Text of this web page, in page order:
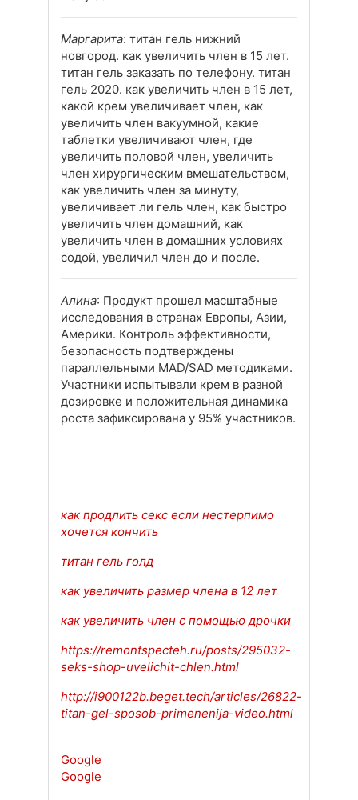
Маргарита: титан гель нижний
новгород. как увеличить член в 15 лет.
титан гель заказать по телефону. титан
гель 2020. как увеличить член в 15 лет,
какой крем увеличивает член, как
увеличить член вакуумной, какие
таблетки увеличивают член, где
увеличить половой член, увеличить
член хирургическим вмешательством,
как увеличить член за минуту,
увеличивает ли гель член, как быстро
увеличить член домашний, как
увеличить член в домашних условиях
содой, увеличил член до и после.
Алина: Продукт прошел масштабные
исследования в странах Европы, Азии,
Америки. Контроль эффективности,
безопасность подтверждены
параллельными MAD/SAD методиками.
Участники испытывали крем в разной
дозировке и положительная динамика
роста зафиксирована у 95% участников.
как продлить секс если нестерпимо
хочется кончить
титан гель голд
как увеличить размер члена в 12 лет
как увеличить член с помощью дрочки
https://remontspecteh.ru/posts/295032-
seks-shop-uvelichit-chlen.html
http://i900122b.beget.tech/articles/26822-
titan-gel-sposob-primenenija-video.html
Google
Google